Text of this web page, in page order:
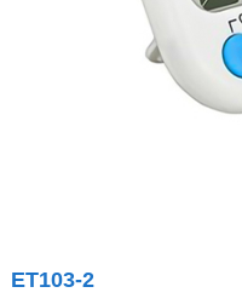
ET103-2